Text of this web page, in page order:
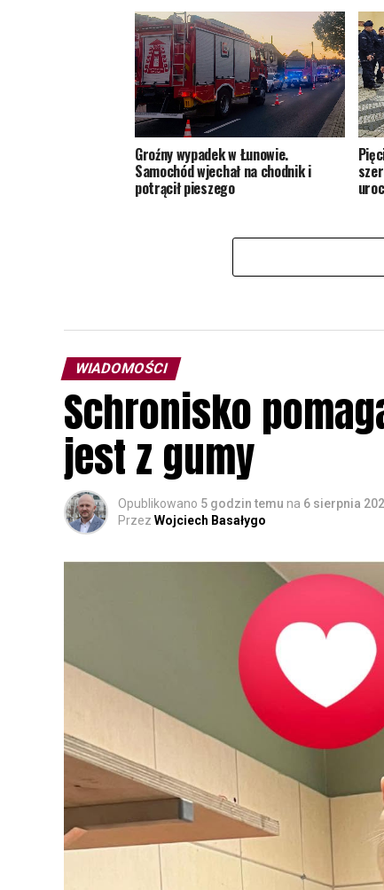
Groźny wypadek w Łunowie.
Samochód wjechał na chodnik i
potrącił pieszego
WIADOMOŚCI
Schronisko
jest z gumy
Opublikowano 5 godzin temu na 6 sierpnia
Przez Wojciech Basałygo